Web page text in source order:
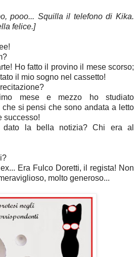
pooo... Squilla il telefono di Kika.
felice.]
Ho fatto il provino il mese scorso;
il mio sogno nel cassetto!
mese e mezzo ho studiato
si pensi che sono andata a letto
successo!
la bella notizia? Chi era al
Era Fulco Doretti, il regista! Non
molto generoso...